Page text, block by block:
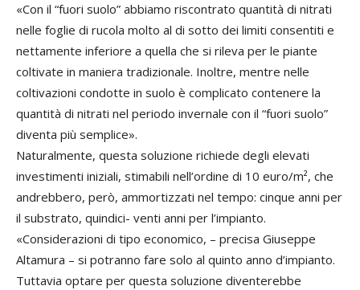
«Con il “fuori suolo” abbiamo riscontrato quantità di nitrati
nelle foglie di rucola molto al di sotto dei limiti consentiti e
nettamente inferiore a quella che si rileva per le piante
coltivate in maniera tradizionale. Inoltre, mentre nelle
coltivazioni condotte in suolo è complicato contenere la
quantità di nitrati nel periodo invernale con il “fuori suolo”
diventa più semplice».
Naturalmente, questa soluzione richiede degli elevati
investimenti iniziali, stimabili nell’ordine di 10 euro/m², che
andrebbero, però, ammortizzati nel tempo: cinque anni per
il substrato, quindici- venti anni per l’impianto.
«Considerazioni di tipo economico, – precisa Giuseppe
Altamura – si potranno fare solo al quinto anno d’impianto.
Tuttavia optare per questa soluzione diventerebbe